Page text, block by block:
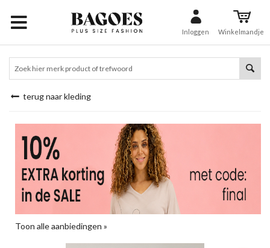
Inloggen Winkelmandje
terug naar kleding
Toon alle aanbiedingen »